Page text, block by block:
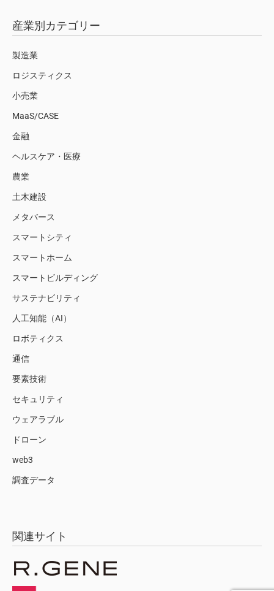
産業別カテゴリー
製造業
ロジスティクス
小売業
MaaS/CASE
金融
ヘルスケア・医療
農業
土木建設
メタバース
スマートシティ
スマートホーム
スマートビルディング
サステナビリティ
人工知能（AI）
ロボティクス
通信
要素技術
セキュリティ
ウェアラブル
ドローン
web3
調査データ
関連サイト